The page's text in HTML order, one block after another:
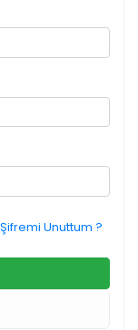
Şifremi Unuttum ?